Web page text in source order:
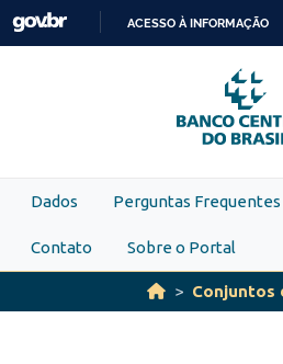
Skip to main content
PARA
O
ACESSO À INFORMAÇÃO
Dados Perguntas Frequentes
Contato Sobre o Portal
Conjuntos